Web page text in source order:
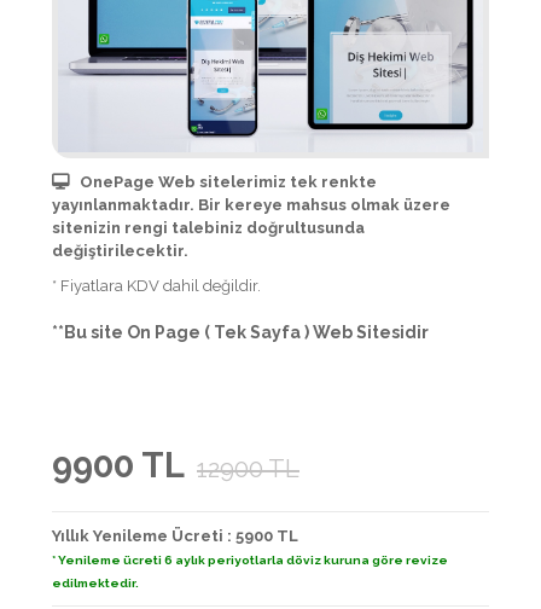
OnePage Web sitelerimiz tek renkte
yayınlanmaktadır. Bir kereye mahsus olmak üzere
sitenizin rengi talebiniz doğrultusunda
değiştirilecektir.
* Fiyatlara KDV dahil değildir.
**Bu site On Page ( Tek Sayfa ) Web Sitesidir
9900 TL 12900 TL
Yıllık Yenileme Ücreti : 5900 TL
* Yenileme ücreti 6 aylık periyotlarla döviz kuruna göre revize
edilmektedir.